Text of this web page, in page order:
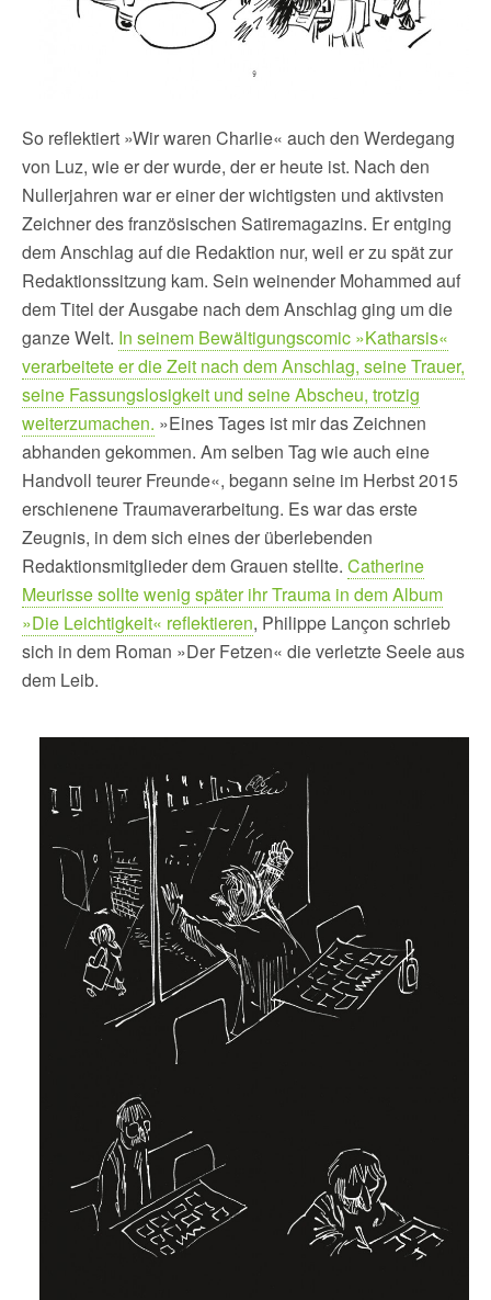
So reflektiert »Wir waren Charlie« auch den Werdegang
von Luz, wie er der wurde, der er heute ist. Nach den
Nullerjahren war er einer der wichtigsten und aktivsten
Zeichner des französischen Satiremagazins. Er entging
dem Anschlag auf die Redaktion nur, weil er zu spät zur
Redaktionssitzung kam. Sein weinender Mohammed auf
dem Titel der Ausgabe nach dem Anschlag ging um die
ganze Welt. In seinem Bewältigungscomic »Katharsis«
verarbeitete er die Zeit nach dem Anschlag, seine Trauer,
seine Fassungslosigkeit und seine Abscheu, trotzig
weiterzumachen. »Eines Tages ist mir das Zeichnen
abhanden gekommen. Am selben Tag wie auch eine
Handvoll teurer Freunde«, begann seine im Herbst 2015
erschienene Traumaverarbeitung. Es war das erste
Zeugnis, in dem sich eines der überlebenden
Redaktionsmitglieder dem Grauen stellte. Catherine
Meurisse sollte wenig später ihr Trauma in dem Album
»Die Leichtigkeit« reflektieren, Philippe Lançon schrieb
sich in dem Roman »Der Fetzen« die verletzte Seele aus
dem Leib.